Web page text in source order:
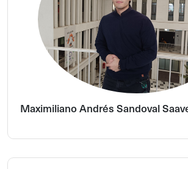
Maximiliano Andrés Sandoval